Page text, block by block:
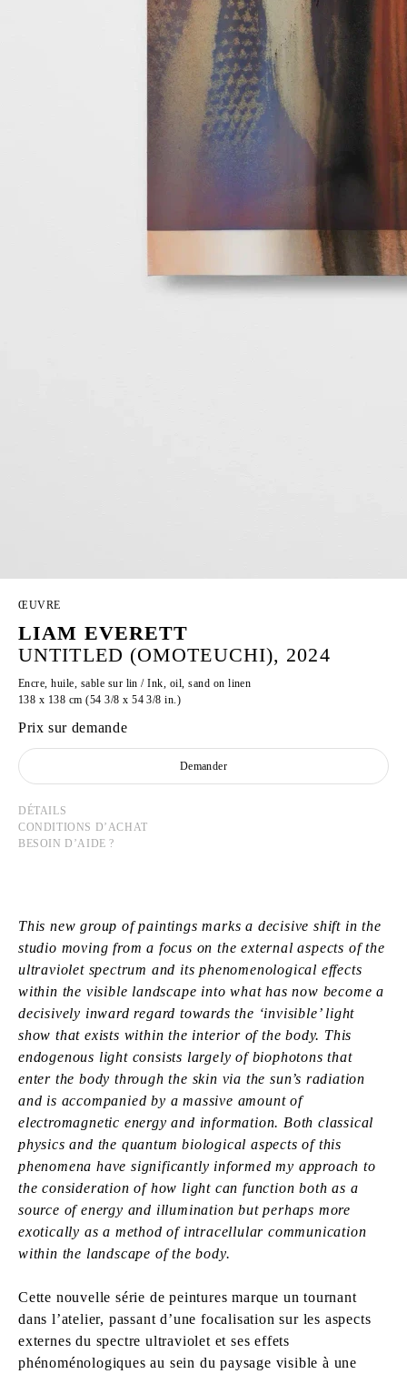
ŒUVRE
LIAM EVERETT
UNTITLED (OMOTEUCHI), 2024
Encre, huile, sable sur lin / Ink, oil, sand on linen
138 x 138 cm (54 3/8 x 54 3/8 in.)
Prix sur demande
Demander
DÉTAILS
CONDITIONS D’ACHAT
BESOIN D’AIDE ?
This new group of paintings marks a decisive shift in the
studio moving from a focus on the external aspects of the
ultraviolet spectrum and its phenomenological effects
within the visible landscape into what has now become a
decisively inward regard towards the ‘invisible’ light
show that exists within the interior of the body. This
endogenous light consists largely of biophotons that
enter the body through the skin via the sun’s radiation
and is accompanied by a massive amount of
electromagnetic energy and information. Both classical
physics and the quantum biological aspects of this
phenomena have significantly informed my approach to
the consideration of how light can function both as a
source of energy and illumination but perhaps more
exotically as a method of intracellular communication
within the landscape of the body.
Cette nouvelle série de peintures marque un tournant
dans l’atelier, passant d’une focalisation sur les aspects
externes du spectre ultraviolet et ses effets
phénoménologiques au sein du paysage visible à une